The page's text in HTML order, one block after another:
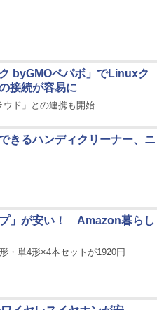
byGMOペパボ」でLinuxク
接続が容易に
ウド」との連携も開始
きるハンディクリーナー、ニ
」が安い！ Amazon暮らし
・単4形×4本セットが1920円